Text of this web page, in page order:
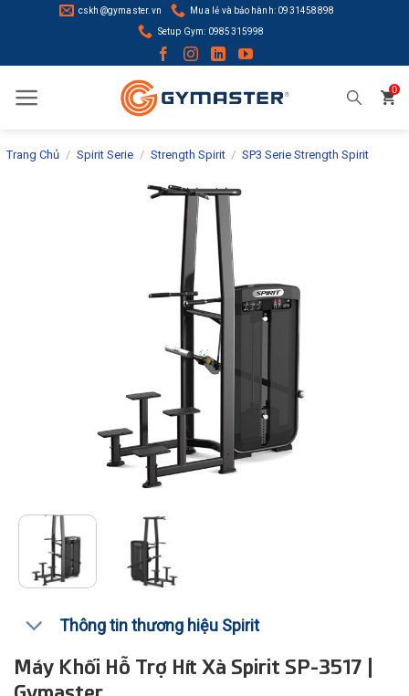
cskh@gymaster.vn Mua lẻ và bảo hành: 0931458898
Setup Gym: 0985315998
0
Trang Chủ / Spirit Serie / Strength Spirit / SP3 Serie Strength Spirit
Thông tin thương hiệu Spirit
Máy Khối Hỗ Trợ Hít Xà Spirit SP-3517 |